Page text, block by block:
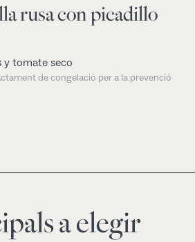
rusa con picadillo
y tomate seco
de congelació per a la prevenció
a elegir